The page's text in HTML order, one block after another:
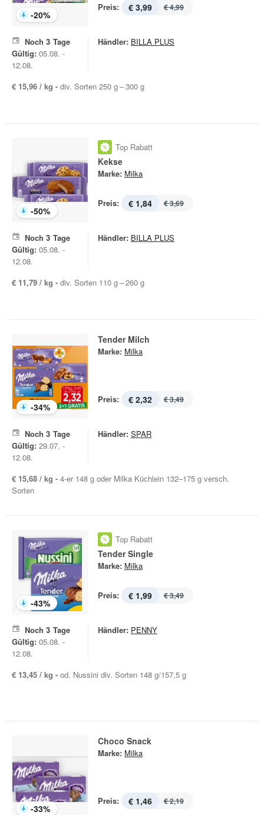
-20%
Preis: € 3,99 € 4,99
Noch 3 Tage
Gültig: 05.08. -
12.08.
Händler: BILLA PLUS
€ 15,96 / kg - div. Sorten 250 g – 300 g
-50%
Top Rabatt
Kekse
Marke: Milka
Preis: € 1,84 € 3,69
Noch 3 Tage
Gültig: 05.08. -
12.08.
Händler: BILLA PLUS
€ 11,79 / kg - div. Sorten 110 g – 260 g
-34%
Tender Milch
Marke: Milka
Preis: € 2,32 € 3,49
Noch 3 Tage
Gültig: 29.07. -
12.08.
Händler: SPAR
€ 15,68 / kg - 4-er 148 g oder Milka Küchlein 132–175 g versch.
Sorten
-43%
Top Rabatt
Tender Single
Marke: Milka
Preis: € 1,99 € 3,49
Noch 3 Tage
Gültig: 05.08. -
12.08.
Händler: PENNY
€ 13,45 / kg - od. Nussini div. Sorten 148 g/157,5 g
-33%
Choco Snack
Marke: Milka
Preis: € 1,46 € 2,19